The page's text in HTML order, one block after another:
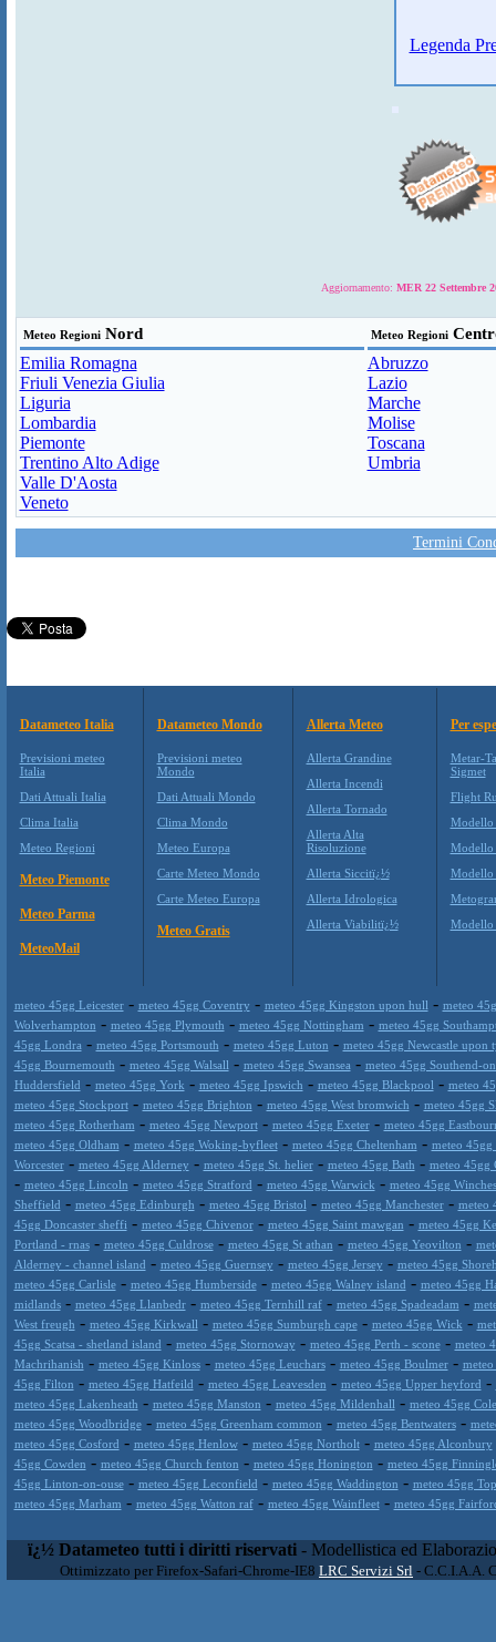
Legenda
Aggiornamento: MER 22 Settembre
Meteo RegioniNord Meteo Regioni
Emilia Romagna
Friuli Venezia Giulia
Liguria
Lombardia
Piemonte
Trentino Alto Adige
Valle D'Aosta
Veneto
Abruzzo
Lazio
Marche
Molise
Toscana
Umbria
Termini
Datameteo Italia
Previsioni meteo
Italia
Dati Attuali Italia
Clima Italia
Meteo Regioni
Meteo Piemonte
Meteo Parma
MeteoMail
Datameteo Mondo
Previsioni meteo
Mondo
Dati Attuali Mondo
Clima Mondo
Meteo Europa
Carte Meteo Mondo
Carte Meteo Europa
Meteo Gratis
Allerta Meteo
Allerta Grandine
Allerta Incendi
Allerta Tornado
Allerta Alta
Risoluzione
Allerta Siccitï¿½
Allerta Idrologica
Allerta Viabilitï¿½
Per
Metar-
Sigmet
Flight
Modello
Modello
Modello
Modello
meteo 45gg Leicester- meteo 45gg Coventry - meteo 45gg Kingston upon hull - meteo
Wolverhampton - meteo 45gg Plymouth - meteo 45gg Nottingham - meteo 45gg
45gg Londra - meteo 45gg Portsmouth - meteo 45gg Luton - meteo 45gg Newcastle upon
45gg Bournemouth - meteo 45gg Walsall - meteo 45gg Swansea - meteo 45gg Southend-
Huddersfield - meteo 45gg York - meteo 45gg Ipswich - meteo 45gg Blackpool - meteo
meteo 45gg Stockport- meteo 45gg Brighton - meteo 45gg West bromwich - meteo 45gg
meteo 45gg Rotherham - meteo 45gg Newport- meteo 45gg Exeter- meteo 45gg
meteo 45gg Oldham - meteo 45gg Woking-byfleet- meteo 45gg Cheltenham - meteo 45gg
Worcester- meteo 45gg Alderney - meteo 45gg St. helier- meteo 45gg Bath - meteo 45gg
- meteo 45gg Lincoln - meteo 45gg Stratford - meteo 45gg Warwick - meteo 45gg
Sheffield - meteo 45gg Edinburgh - meteo 45gg Bristol - meteo 45gg Manchester- meteo
45gg Doncaster sheffi - meteo 45gg Chivenor- meteo 45gg Saint mawgan - meteo 45gg
Portland - rnas- meteo 45gg Culdrose- meteo 45gg St athan - meteo 45gg Yeovilton -
Alderney - channel island - meteo 45gg Guernsey - meteo 45gg Jersey - meteo 45gg
meteo 45gg Carlisle- meteo 45gg Humberside- meteo 45gg Walney island - meteo 45gg
midlands- meteo 45gg Llanbedr- meteo 45gg Ternhill raf- meteo 45gg Spadeadam -
West freugh - meteo 45gg Kirkwall - meteo 45gg Sumburgh cape- meteo 45gg Wick -
45gg Scatsa - shetland island - meteo 45gg Stornoway - meteo 45gg Perth - scone- meteo
Machrihanish - meteo 45gg Kinloss- meteo 45gg Leuchars- meteo 45gg Boulmer-
45gg Filton - meteo 45gg Hatfeild - meteo 45gg Leavesden - meteo 45gg Upper heyford -
meteo 45gg Lakenheath - meteo 45gg Manston - meteo 45gg Mildenhall - meteo 45gg
meteo 45gg Woodbridge- meteo 45gg Greenham common - meteo 45gg Bentwaters-
meteo 45gg Cosford - meteo 45gg Henlow- meteo 45gg Northolt- meteo 45gg Alconbury
45gg Cowden - meteo 45gg Church fenton - meteo 45gg Honington - meteo 45gg
45gg Linton-on-ouse- meteo 45gg Leconfield - meteo 45gg Waddington - meteo 45gg
meteo 45gg Marham - meteo 45gg Watton raf- meteo 45gg Wainfleet- meteo 45gg
ï¿½ Datameteo tutti i diritti riservati - Modellistica ed
Ottimizzato per Firefox-Safari-Chrome-IE8 LRC Servizi Srl - C.C.I.A.A.